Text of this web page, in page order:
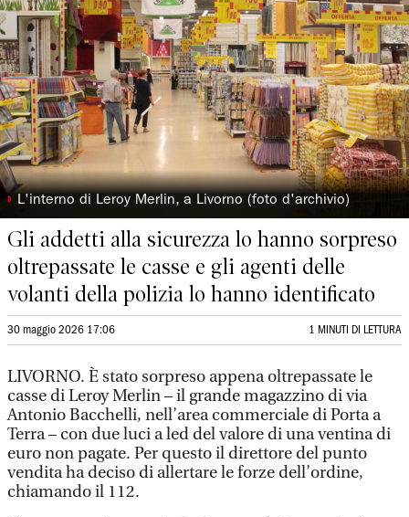
◗ L'interno di Leroy Merlin, a Livorno (foto d'archivio)
Gli addetti alla sicurezza lo hanno sorpreso
oltrepassate le casse e gli agenti delle
volanti della polizia lo hanno identificato
30 maggio 2026 17:06 1 MINUTI DI LETTURA
LIVORNO. È stato sorpreso appena oltrepassate le
casse di Leroy Merlin – il grande magazzino di via
Antonio Bacchelli, nell’area commerciale di Porta a
Terra – con due luci a led del valore di una ventina di
euro non pagate. Per questo il direttore del punto
vendita ha deciso di allertare le forze dell’ordine,
chiamando il 112.